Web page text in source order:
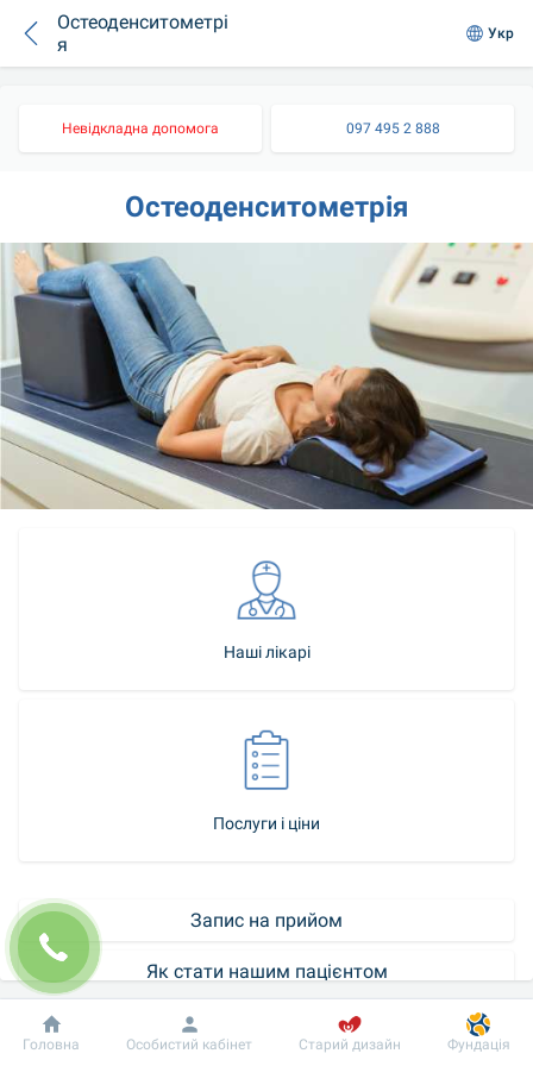
Остеоденситометрі
я
Укр
Невідкладна допомога 097 495 2 888
Остеоденситометрія
Наші лікарі
Послуги і ціни
Запис на прийом
Як стати нашим пацієнтом
Добробут
Інформація Пацієнту
Головна Особистий кабінет Старий дизайн Фундація